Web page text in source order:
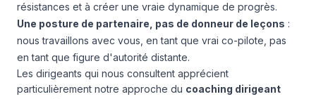
résistances et à créer une vraie dynamique de progrès.
Une posture de partenaire, pas de donneur de leçons :
nous travaillons avec vous, en tant que vrai co-pilote, pas
en tant que figure d'autorité distante.
Les dirigeants qui nous consultent apprécient
particulièrement notre approche du coaching dirigeant